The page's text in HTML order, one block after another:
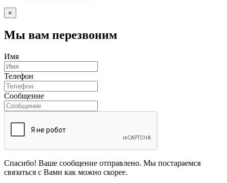
×
Мы вам перезвоним
Имя
Телефон
Сообщение
Спасибо! Ваше сообщение отправлено. Мы постараемся
связаться с Вами как можно скорее.